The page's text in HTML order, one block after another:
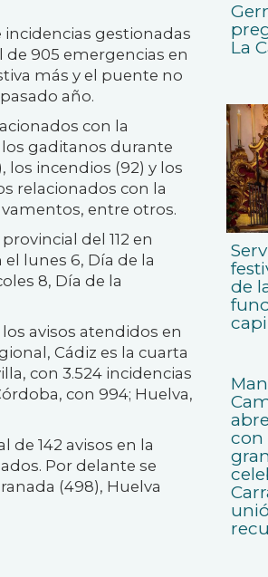
incidencias gestionadas
905 emergencias en
más y el puente no
año.
con la
gaditanos durante
los incendios (92) y los
relacionados con la
entre otros.
del 112 en
lunes 6, Día de la
8, Día de la
avisos atendidos en
Cádiz es la cuarta
con 3.524 incidencias
con 994; Huelva,
de 142 avisos en la
Por delante se
(498), Huelva
La
de
con